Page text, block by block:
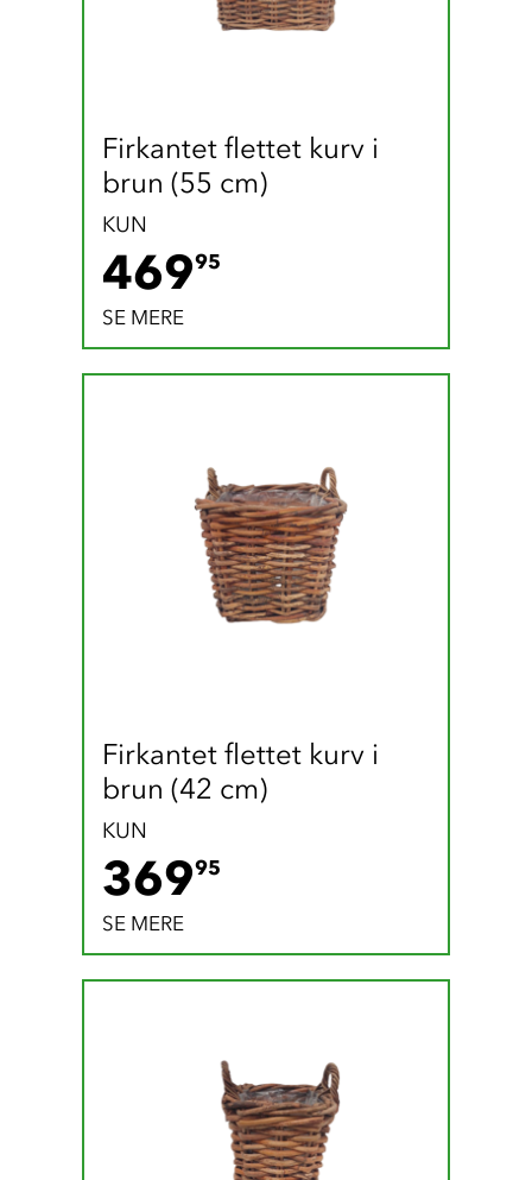
Firkantet flettet kurv i
brun (55 cm)
KUN
46995
SE MERE
Firkantet flettet kurv i
brun (42 cm)
KUN
36995
SE MERE